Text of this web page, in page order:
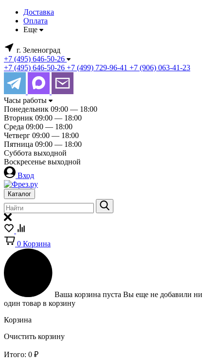
Доставка
Оплата
Еще
г. Зеленоград
+7 (495) 646-50-26
+7 (495) 646-50-26 +7 (499) 729-96-41 +7 (906) 063-41-23
Часы работы
Понедельник 09:00 — 18:00
Вторник 09:00 — 18:00
Среда 09:00 — 18:00
Четверг 09:00 — 18:00
Пятница 09:00 — 18:00
Суббота выходной
Воскресенье выходной
Вход
Каталог
0 Корзина
Ваша корзина пуста Вы еще не добавили ни
один товар в корзину
Корзина
Очистить корзину
Итого: 0 ₽